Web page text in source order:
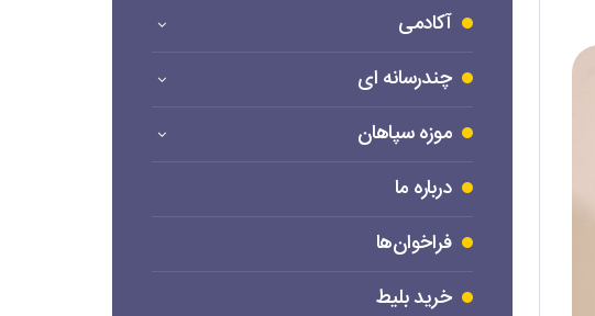
آکادمی
چندرسانه ای
موزه سپاهان
درباره ما
فراخوان‌ها
خرید بلیط